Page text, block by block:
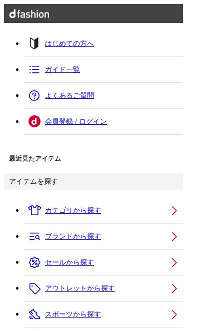
はじめての方へ
ガイド一覧
よくあるご質問
会員登録 / ログイン
最近見たアイテム
アイテムを探す
カテゴリから探す
ブランドから探す
セールから探す
アウトレットから探す
スポーツから探す